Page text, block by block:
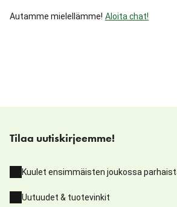
Autamme mielellämme! Aloita chat!
Tilaa uutiskirjeemme!
Kuulet ensimmäisten joukossa
Uutuudet & tuotevinkit